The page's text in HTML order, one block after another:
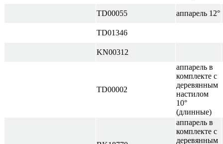
TD00055 аппарель 12°
TD01346
KN00312
TD00002
аппарель в
комплекте с
деревянным
настилом
10°
(длинные)
аппарель в
комплекте с
деревянным